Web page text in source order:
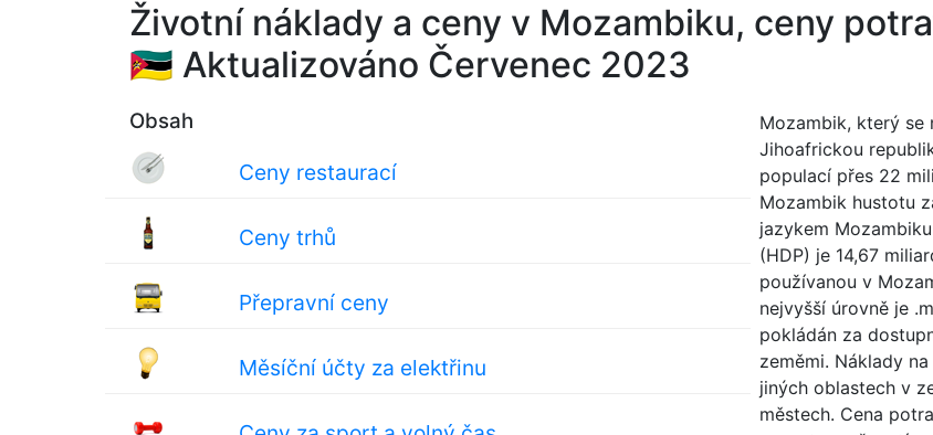
Životní náklady a ceny v Mozambiku, ceny
🇲🇿 Aktualizováno Červenec 2023
Obsah
Ceny restaurací
Ceny trhů
Přepravní ceny
Měsíční účty za elektřinu
Mozambik, který se
Jihoafrickou
populací přes 22
Mozambik hustotu
jazykem
(HDP) je 14,67
používanou v
nejvyšší úrovně je
pokládán za
zeměmi. Náklady
jiných oblastech v
městech. Cena